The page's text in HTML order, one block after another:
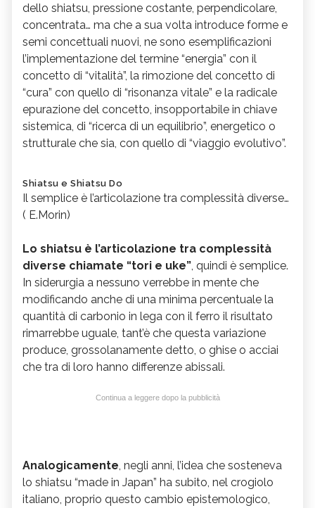
dello shiatsu, pressione costante, perpendicolare,
concentrata… ma che a sua volta introduce forme e
semi concettuali nuovi, ne sono esemplificazioni
l’implementazione del termine “energia” con il
concetto di “vitalità”, la rimozione del concetto di
“cura” con quello di “risonanza vitale” e la radicale
epurazione del concetto, insopportabile in chiave
sistemica, di “ricerca di un equilibrio”, energetico o
strutturale che sia, con quello di “viaggio evolutivo”.
Shiatsu e Shiatsu Do
Il semplice è l’articolazione tra complessità diverse…
( E.Morin)
Lo shiatsu è l’articolazione tra complessità
diverse chiamate “tori e uke” , quindi è semplice.
In siderurgia a nessuno verrebbe in mente che
modificando anche di una minima percentuale la
quantità di carbonio in lega con il ferro il risultato
rimarrebbe uguale, tant’è che questa variazione
produce, grossolanamente detto, o ghise o acciai
che tra di loro hanno differenze abissali.
Continua a leggere dopo la pubblicità
Analogicamente , negli anni, l’idea che sosteneva
lo shiatsu “made in Japan” ha subito, nel crogiolo
italiano, proprio questo cambio epistemologico,